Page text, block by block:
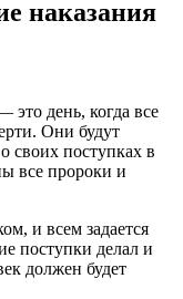
наказания
день, когда все
Они будут
своих поступках в
все пророки и
и всем задается
поступки делал и
должен будет